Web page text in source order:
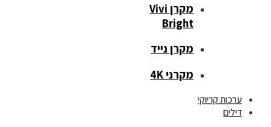
מקרן Vivi
Bright
מקרן נייד
מקרני 4K
ערכות קריוקי
דילים